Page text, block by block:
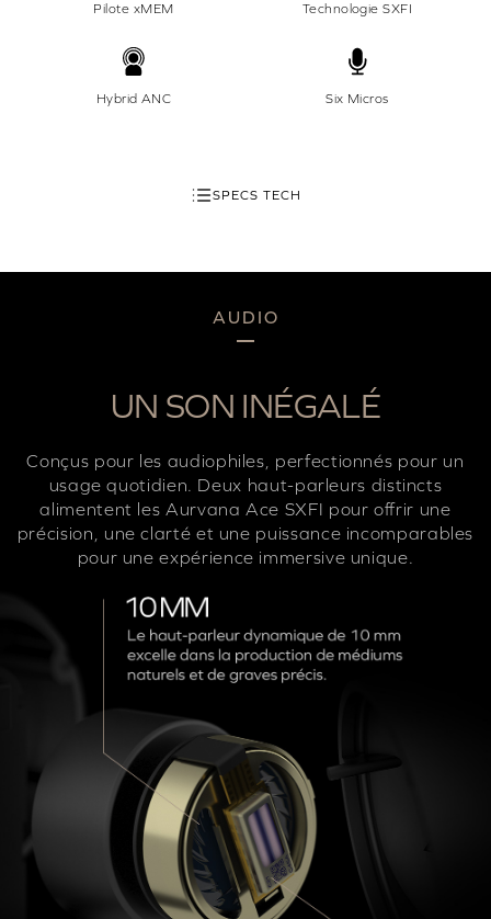
Pilote xMEM Technologie SXFI
Hybrid ANC Six Micros
SPECS TECH
AUDIO
UN SON INÉGALÉ
Conçus pour les audiophiles, perfectionnés pour un
usage quotidien. Deux haut-parleurs distincts
alimentent les Aurvana Ace SXFI pour offrir une
précision, une clarté et une puissance incomparables
pour une expérience immersive unique.